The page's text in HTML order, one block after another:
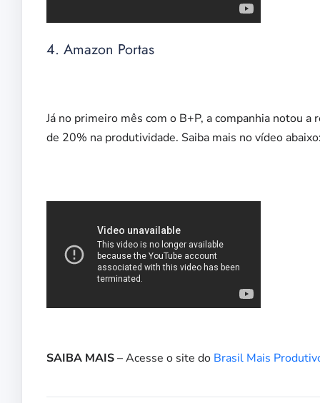
4. Amazon Portas
Já no primeiro mês com o B+P, a companhia notou
de 20% na produtividade. Saiba mais no vídeo
SAIBA MAIS– Acesse o site do Brasil Mais